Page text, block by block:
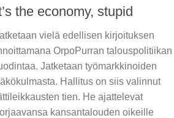
the economy, stupid
vielä edellisen kirjoituksen
OrpoPurran talouspolitiikan
Jatketaan työmarkkinoiden
Hallitus on siis valinnut
tien. He ajattelevat
kansantalouden oikeille